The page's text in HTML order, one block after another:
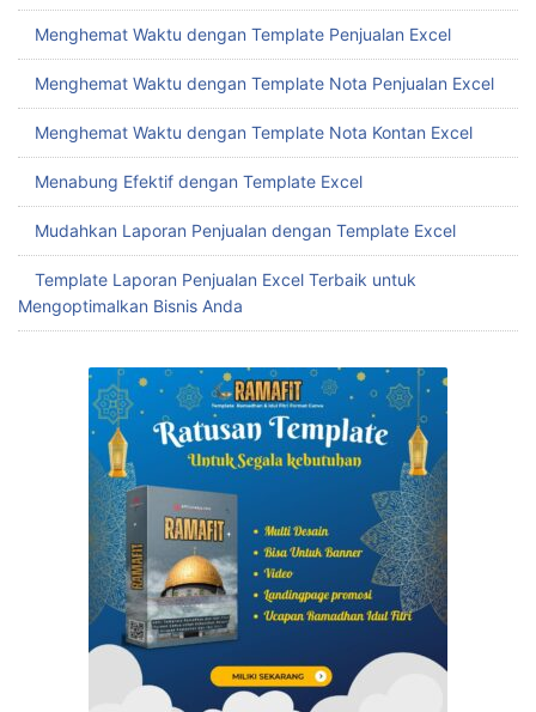
Menghemat Waktu dengan Template Penjualan Excel
Menghemat Waktu dengan Template Nota Penjualan Excel
Menghemat Waktu dengan Template Nota Kontan Excel
Menabung Efektif dengan Template Excel
Mudahkan Laporan Penjualan dengan Template Excel
Template Laporan Penjualan Excel Terbaik untuk
Mengoptimalkan Bisnis Anda